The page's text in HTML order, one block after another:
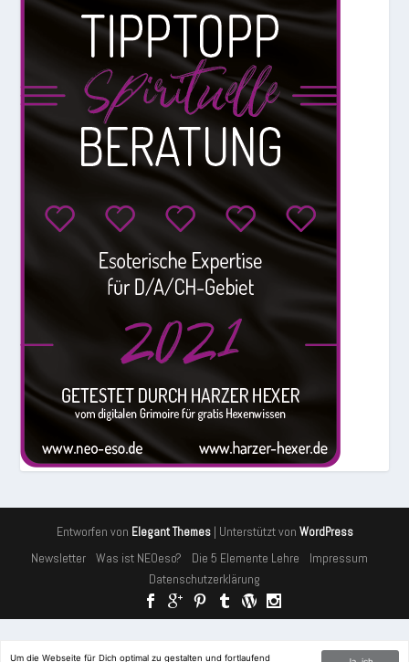
Entworfen von Elegant Themes| Unterstützt von WordPress
Newsletter Was ist NEOeso? Die 5 Elemente Lehre
Impressum
Datenschutzerklärung
Um die Webseite für Dich optimal zu gestalten und fortlaufend
Cookies erleichtern die Bereitstellung unserer Dienste. Mit der